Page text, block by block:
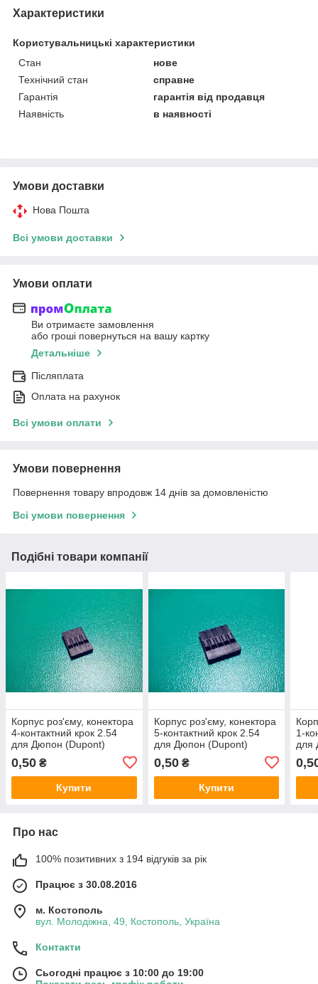
Характеристики
Користувальницькі характеристики
Стан
нове
Технічний стан
справне
Гарантія
гарантія від продавця
Наявність
в наявності
Умови доставки
Нова Пошта
Всі умови доставки
Умови оплати
Ви отримаєте замовлення
або гроші повернуться на вашу картку
Детальніше
Післяплата
Оплата на рахунок
Всі умови оплати
Умови повернення
Повернення товару впродовж 14 днів за домовленістю
Всі умови повернення
Подібні товари компанії
Корпус роз'єму, конектора
4-контактний крок 2.54
для Дюпон (Dupont)
0,50 ₴
Купити
Корпус роз'єму, конектора
5-контактний крок 2.54
для Дюпон (Dupont)
0,50₴
Купити
1-
для
Про нас
100% позитивних з 194 відгуків за рік
Працює з 30.08.2016
м. Костополь
вул. Молодіжна, 49, Костополь, Україна
Контакти
Сьогодні працює з 10:00 до 19:00